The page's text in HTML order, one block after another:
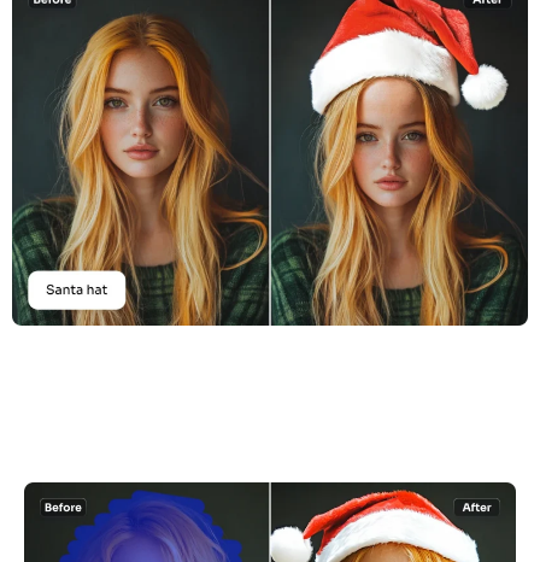
Estensore AI
Sostituto AI
Ricolorazione AI
Generatore di immagini con stile AI
Strumenti per ritratti
Bambino AI